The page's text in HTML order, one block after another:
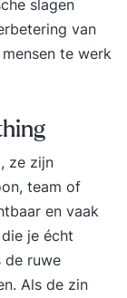
slagen
van
te werk
ze zijn
team of
en vaak
je écht
de ruwe
Als de zin